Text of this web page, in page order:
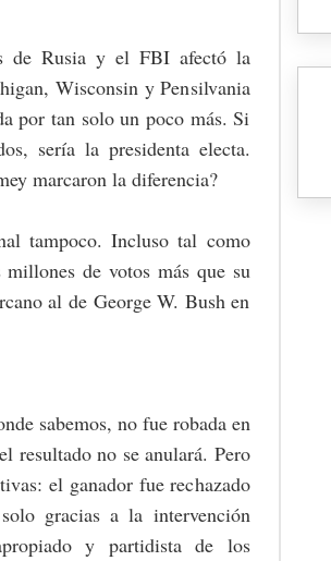
de Rusia y el FBI afectó la
Wisconsin y Pensilvania
por tan solo un poco más. Si
sería la presidenta electa.
marcaron la diferencia?
tampoco. Incluso tal como
de votos más que su
al de George W. Bush en
sabemos, no fue robada en
resultado no se anulará. Pero
el ganador fue rechazado
gracias a la intervención
y partidista de los